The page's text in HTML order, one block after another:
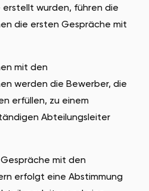
wurden, führen die
die ersten Gespräche mit
mit den
werden die Bewerber, die
erfüllen, zu einem
Abteilungsleiter
mit den
erfolgt eine Abstimmung